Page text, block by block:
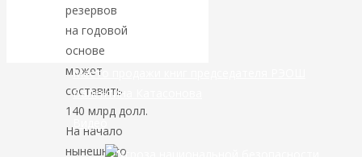
уже начался
резервов
на годовой
основе
может
составить
140 млрд долл.
На начало
нынешнего
Место продажи книг председателя РЭОШ
Валентина Катасонова
Видео